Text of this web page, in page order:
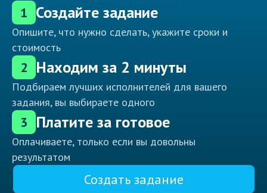
1 Создайте задание
Опишите, что нужно сделать, укажите сроки и
стоимость
2 Находим за 2 минуты
Подбираем лучших исполнителей для вашего
задания, вы выбираете одного
3 Платите за готовое
Оплачиваете, только если вы довольны
результатом
Создать задание